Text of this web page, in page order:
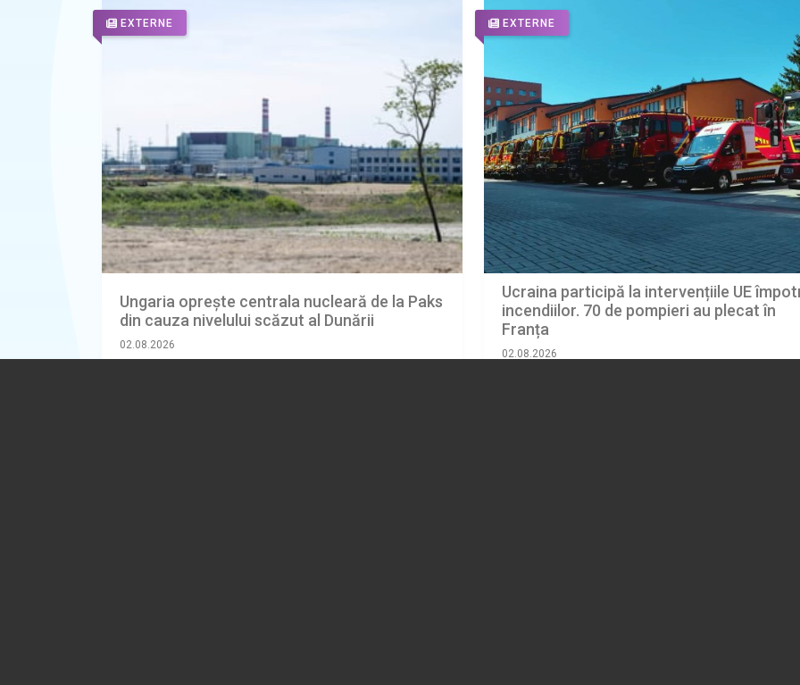
EXTERNE
Ungaria oprește centrala nucleară de la Paks
din cauza nivelului scăzut al Dunării
02.08.2026
EXTERNE
Ucraina participă la intervențiile UE
incendiilor. 70 de pompieri au plecat în
Franța
02.08.2026